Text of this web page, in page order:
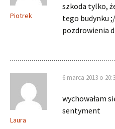
Piotrek
szkoda tylko,
tego budynku ;/
pozdrowienia
Laura
6 marca 2013 o
wychowałam
sentyment